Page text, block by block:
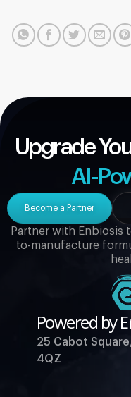
Upgrade
AI-
Partner with Enbiosis
to-manufacture
Become a Partner
Powered by
25 Cabot
4QZ